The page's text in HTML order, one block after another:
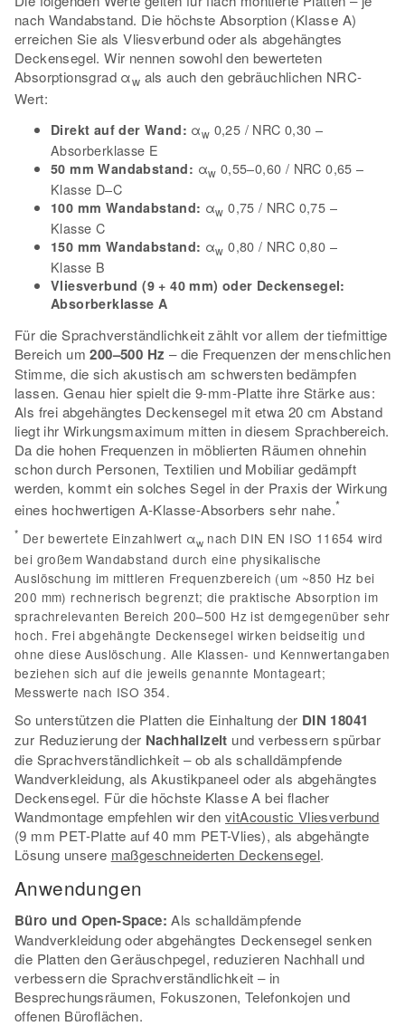
nach Wandabstand. Die höchste Absorption (Klasse A)
erreichen Sie als Vliesverbund oder als abgehängtes
Deckensegel. Wir nennen sowohl den bewerteten
Absorptionsgrad αw als auch den gebräuchlichen NRC-
Wert:
Direkt auf der Wand: αw 0,25 / NRC 0,30 –
Absorberklasse E
50 mm Wandabstand: αw 0,55–0,60 / NRC 0,65 –
Klasse D–C
100 mm Wandabstand: αw 0,75 / NRC 0,75 –
Klasse C
150 mm Wandabstand: αw 0,80 / NRC 0,80 –
Klasse B
Vliesverbund (9 + 40 mm) oder Deckensegel:
Absorberklasse A
Für die Sprachverständlichkeit zählt vor allem der tiefmittige
Bereich um200–500 Hz – die Frequenzen der menschlichen
Stimme, die sich akustisch am schwersten bedämpfen
lassen. Genau hier spielt die 9-mm-Platte ihre Stärke aus:
Als frei abgehängtes Deckensegel mit etwa 20 cm Abstand
liegt ihr Wirkungsmaximum mitten in diesem Sprachbereich.
Da die hohen Frequenzen in möblierten Räumen ohnehin
schon durch Personen, Textilien und Mobiliar gedämpft
werden, kommt ein solches Segel in der Praxis der Wirkung
eines hochwertigen A-Klasse-Absorbers sehr nahe.*
* Der bewertete Einzahlwert αw nach DIN EN ISO 11654 wird
bei großem Wandabstand durch eine physikalische
Auslöschung im mittleren Frequenzbereich (um ~850 Hz bei
200 mm) rechnerisch begrenzt; die praktische Absorption im
sprachrelevanten Bereich 200–500 Hz ist demgegenüber sehr
hoch. Frei abgehängte Deckensegel wirken beidseitig und
ohne diese Auslöschung. Alle Klassen- und Kennwertangaben
beziehen sich auf die jeweils genannte Montageart;
Messwerte nach ISO 354.
So unterstützen die Platten die Einhaltung der DIN 18041
zur Reduzierung der Nachhallzeit und verbessern spürbar
die Sprachverständlichkeit – ob als schalldämpfende
Wandverkleidung, als Akustikpaneel oder als abgehängtes
Deckensegel. Für die höchste Klasse A bei flacher
Wandmontage empfehlen wir den vitAcoustic Vliesverbund
(9 mm PET-Platte auf 40 mm PET-Vlies), als abgehängte
Lösung unsere maßgeschneiderten Deckensegel.
Anwendungen
Büro und Open-Space: Als schalldämpfende
Wandverkleidung oder abgehängtes Deckensegel senken
die Platten den Geräuschpegel, reduzieren Nachhall und
verbessern die Sprachverständlichkeit – in
Besprechungsräumen, Fokuszonen, Telefonkojen und
offenen Büroflächen.